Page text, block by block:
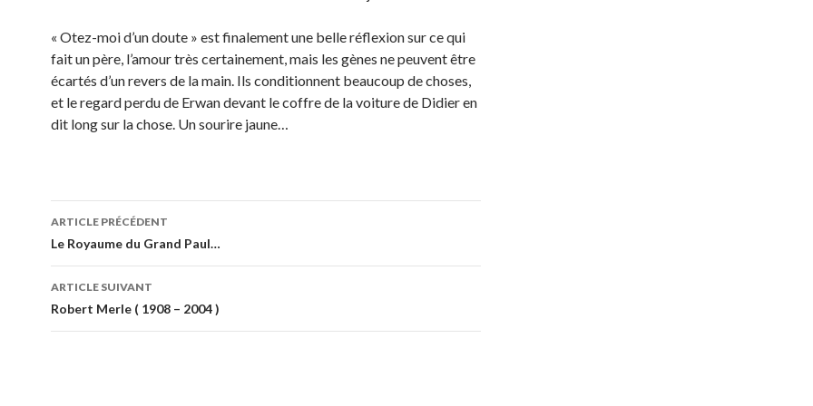
« Otez-moi d’un doute » est finalement une belle réflexion sur ce qui
fait un père, l’amour très certainement, mais les gènes ne peuvent être
écartés d’un revers de la main. Ils conditionnent beaucoup de choses,
et le regard perdu de Erwan devant le coffre de la voiture de Didier en
dit long sur la chose. Un sourire jaune…
Navigation
des
articles
ARTICLE PRÉCÉDENT
Le Royaume du Grand Paul…
ARTICLE SUIVANT
Robert Merle ( 1908 – 2004 )